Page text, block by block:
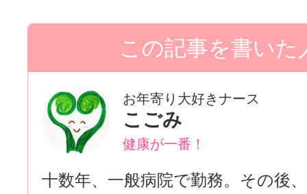
お年寄り大好きナース
こごみ
健康が一番！
十数年、一般病院で勤務。その後